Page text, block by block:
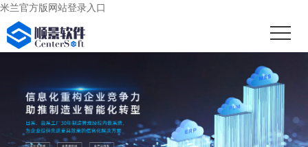
米兰官方版网站登录入口